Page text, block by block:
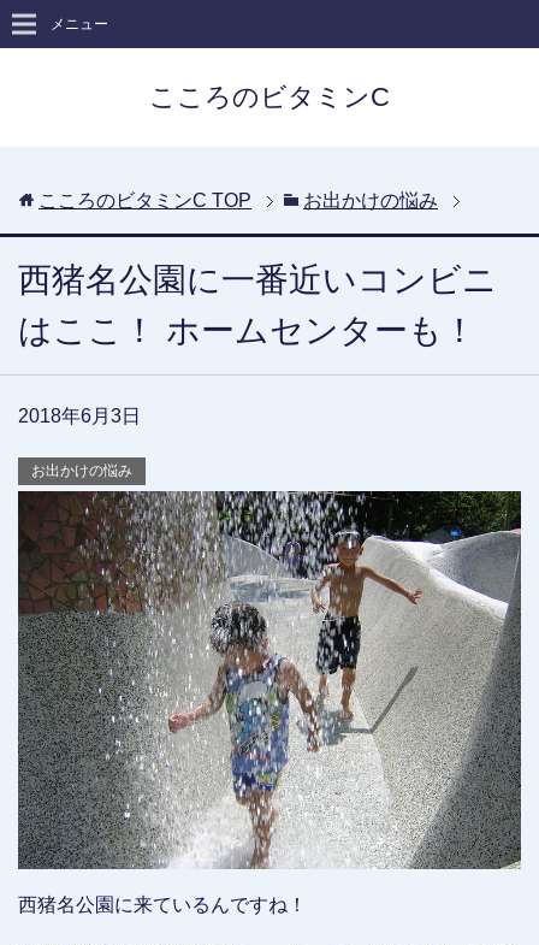
こころのビタミンC
メニュー
こころのビタミンC TOP お出かけの悩み
西猪名公園に一番近いコンビニ
はここ！ ホームセンターも！
2018年6月3日
お出かけの悩み
西猪名公園に来ているんですね！